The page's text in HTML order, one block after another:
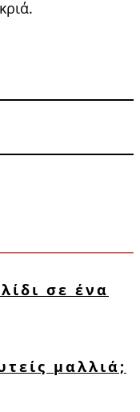
σε ένα
μαλλιά;